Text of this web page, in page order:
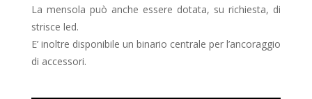
La mensola può anche essere dotata, su richiesta, di
strisce led.
E’ inoltre disponibile un binario centrale per l’ancoraggio
di accessori.